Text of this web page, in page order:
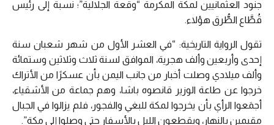
جنود العثمانيين لمكة المكرمة “وقعة الجلالية”؛ نسبة إلى رئيس
قُطَّاع الطُّرق هؤلاء.
تقول الرواية التاريخية: “في العشر الأول من شهر شعبان سنة
إحدى وأربعين وألف هجرية، الموافق لسنة ثلاث وثلاثين وستمائة
وألف ميلادي وصلت أخبار من جانب اليمن بأن عسكرًا من الأتراك
خرجوا عن طاعة الوزير قانصوه باشا، وهم جماعة من الأشقياء،
أجمَعوا الرأي بأن يخرجوا لمكة للبغي والفجور، فلم يزالوا في الجبال
مقيمين بالنهار، ويقطعون الليل بالأسفار حتى وصلوا إلى مكة”.